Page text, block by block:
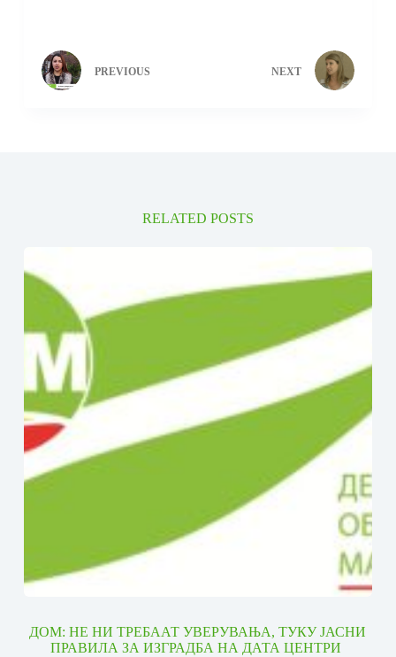
PREVIOUS NEXT
RELATED POSTS
ДОМ: НЕ НИ ТРЕБААТ УВЕРУВАЊА, ТУКУ ЈАСНИ
ПРАВИЛА ЗА ИЗГРАДБА НА ДАТА ЦЕНТРИ